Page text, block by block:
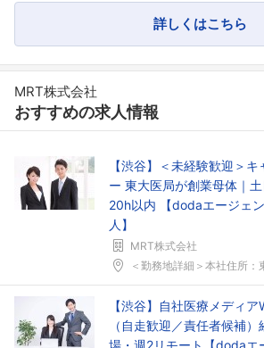
詳しくはこちら
MRT株式会社
おすすめの求人情報
【渋谷】＜未経験歓迎＞
ー 東大医局が創業母体｜
20h以内 【dodaエージェ
人】
MRT株式会社
＜勤務地詳細＞本社住所：東
【渋谷】自社医療メディ
（自走歓迎／責任者候補
場・週2リモート【dodaエ